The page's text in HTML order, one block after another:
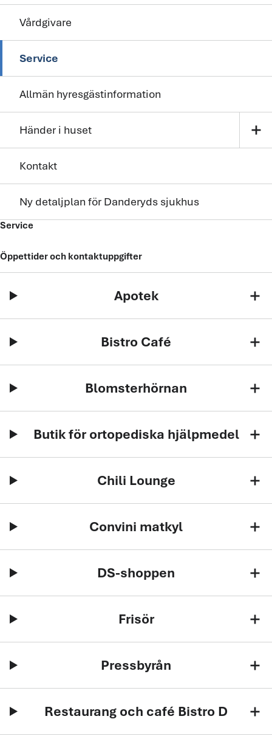
Vårdgivare
Service
Allmän hyresgästinformation
Händer i huset add
Kontakt
Ny detaljplan för Danderyds sjukhus
Service
Öppettider och kontaktuppgifter
Apotek add
Bistro Café add
Blomsterhörnan add
Butik för ortopediska hjälpmedel add
Chili Lounge add
Convini matkyl add
DS-shoppen add
Frisör add
Pressbyrån add
Restaurang och café Bistro D add